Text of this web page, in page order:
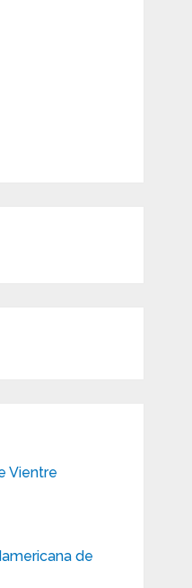
Vientre
de